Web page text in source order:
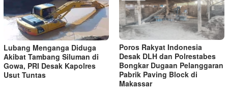
Lubang Menganga Diduga
Akibat Tambang Siluman di
Gowa, PRI Desak Kapolres
Usut Tuntas
Poros Rakyat Indonesia
Desak DLH dan Polrestabes
Bongkar Dugaan Pelanggaran
Pabrik Paving Block di
Makassar